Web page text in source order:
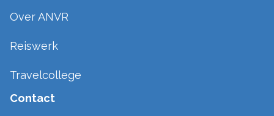
Over ANVR
Reiswerk
Travelcollege
Contact